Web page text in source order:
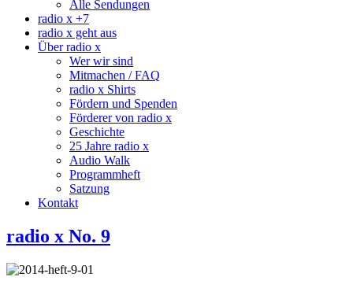
Alle Sendungen
radio x +7
radio x geht aus
Über radio x
Wer wir sind
Mitmachen / FAQ
radio x Shirts
Fördern und Spenden
Förderer von radio x
Geschichte
25 Jahre radio x
Audio Walk
Programmheft
Satzung
Kontakt
radio x No. 9